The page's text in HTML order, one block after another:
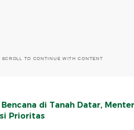
SCROLL TO CONTINUE WITH CONTENT
di Tanah Datar,
Prioritas